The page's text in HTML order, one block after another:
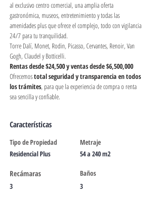
al exclusivo centro comercial, una amplia oferta
gastronómica, museos, entretenimiento y todas las
amenidades plus que ofrece el complejo, todo con vigilancia
24/7 para tu tranquilidad.
Torre Dalí, Monet, Rodin, Picasso, Cervantes, Renoir, Van
Gogh, Claudel y Botticelli.
Rentas desde $24,500 y ventas desde $6,500,000
Ofrecemos total seguridad y transparencia en todos
los trámites, para que la experiencia de compra o renta
sea sencilla y confiable.
Características
Tipo de Propiedad
Residencial Plus
Recámaras
3
Metraje
54 a 240 m2
Baños
3